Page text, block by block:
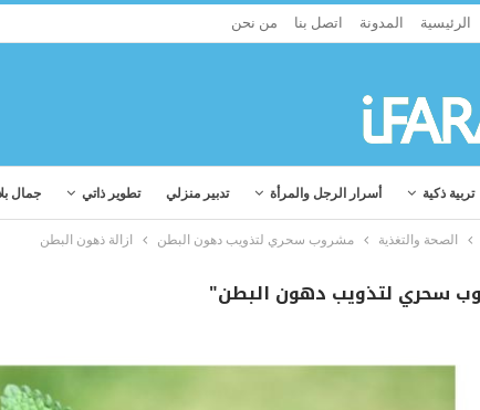
الرئيسية المدونة اتصل بنا من نحن
تربية ذكية أسرار الرجل والمرأة تدبير منزلي تطوير ذاتي جمال
الصحة والتغذية مشروب سحري لتذويب دهون البطن ازالة ذهون البطن
سحري لتذويب دهون البطن"